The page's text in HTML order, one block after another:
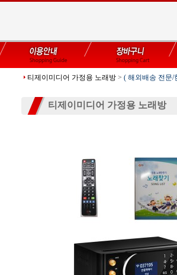
티제이미디어 가정용 노래방 > ( 해외배송 전문/
티제이미디어 가정용 노래방